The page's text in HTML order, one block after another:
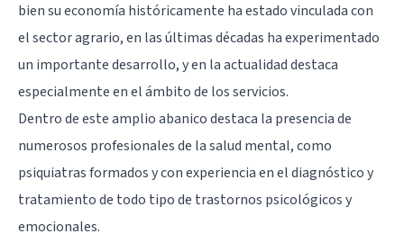
bien su economía históricamente ha estado vinculada con
el sector agrario, en las últimas décadas ha experimentado
un importante desarrollo, y en la actualidad destaca
especialmente en el ámbito de los servicios.
Dentro de este amplio abanico destaca la presencia de
numerosos profesionales de la salud mental, como
psiquiatras formados y con experiencia en el diagnóstico y
tratamiento de todo tipo de trastornos psicológicos y
emocionales.